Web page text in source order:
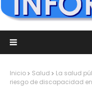
Inicio Salud
La salud
riesgo de discapacidad